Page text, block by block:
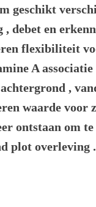
geschikt
debet en
flexibiliteit
A
,
waarde voor
ontstaan ​​om
plot overleving .